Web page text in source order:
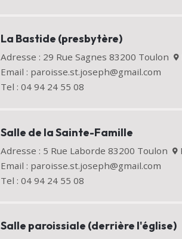
La Bastide (presbytère)
Adresse : 29 Rue Sagnes 83200 Toulon
Email : paroisse.st.joseph@gmail.com
Tel : 04 94 24 55 08
Salle de la Sainte-Famille
Adresse : 5 Rue Laborde 83200 Toulon
Email : paroisse.st.joseph@gmail.com
Tel : 04 94 24 55 08
Salle paroissiale (derrière l'église)